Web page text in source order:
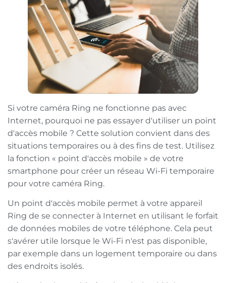
Si votre caméra Ring ne fonctionne pas avec
Internet, pourquoi ne pas essayer d'utiliser un point
d'accès mobile ? Cette solution convient dans des
situations temporaires ou à des fins de test. Utilisez
la fonction « point d'accès mobile » de votre
smartphone pour créer un réseau Wi-Fi temporaire
pour votre caméra Ring.
Un point d'accès mobile permet à votre appareil
Ring de se connecter à Internet en utilisant le forfait
de données mobiles de votre téléphone. Cela peut
s'avérer utile lorsque le Wi-Fi n'est pas disponible,
par exemple dans un logement temporaire ou dans
des endroits isolés.